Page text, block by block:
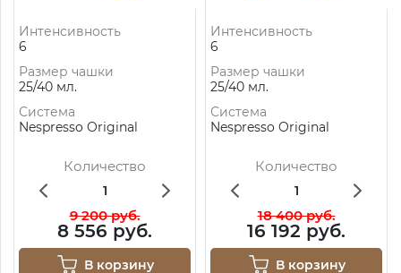
Интенсивность
6
Размер чашки
25/40 мл.
Система
Nespresso Original
Количество
9 200 руб.
8 556 руб.
В корзину
Интенсивность
6
Размер чашки
25/40 мл.
Система
Nespresso Original
Количество
18 400 руб.
16 192 руб.
В корзину